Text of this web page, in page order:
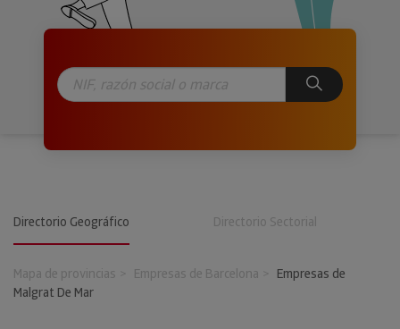
Directorio Geográfico Directorio Sectorial
Mapa de provincias Empresas de Barcelona
Empresas de
Malgrat De Mar